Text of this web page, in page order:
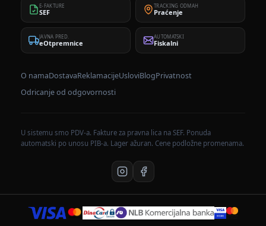
E-FAKTURE
SEF
TRACKING ODMAH
Praćenje
JAVNA PRED.
eOtpremnice
AUTOMATSKI
Fiskalni
O namaDostavaReklamacijeUsloviBlogPrivatnost
Odricanje od odgovornosti
U sistemu smo PDV-a. Fakture za pravna lica na SEF. Ponuda
automatski po unosu PIB-a. Lager ažuran. Cene podložne promenama.